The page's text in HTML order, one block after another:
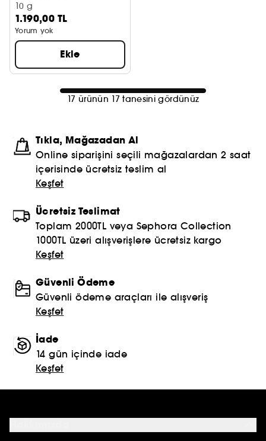
DUDAK BALMI
10 g
1.190,00 TL
Yorum yok
Ekle
17 ürünün 17 tanesini gördünüz
Tıkla, Mağazadan Al
Online siparişini seçili mağazalardan 2 saat
içerisinde ücretsiz teslim al
Keşfet
Ücretsiz Teslimat
Toplam 2000TL veya Sephora Collection
1000TL üzeri alışverişlere ücretsiz kargo
Keşfet
Güvenli Ödeme
Güvenli ödeme araçları ile alışveriş
Keşfet
İade
14 gün içinde iade
Keşfet